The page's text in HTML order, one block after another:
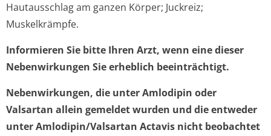
Hautausschlag am ganzen Körper; Juckreiz;
Muskelkrämpfe.
Informieren Sie bitte Ihren Arzt, wenn eine dieser
Nebenwirkungen Sie erheblich beeinträchtigt.
Nebenwirkungen, die unter Amlodipin oder
Valsartan allein gemeldet wurden und die entweder
unter Amlodipin/Valsartan Actavis nicht beobachtet